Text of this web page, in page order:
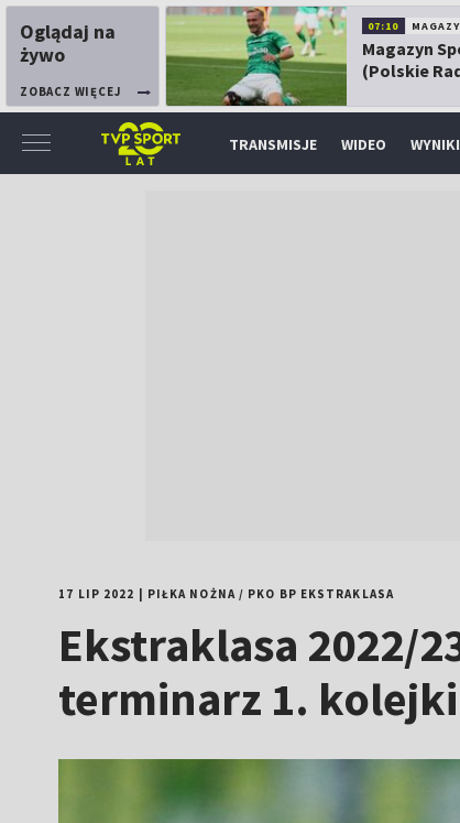
Oglądaj na
żywo
ZOBACZ WIĘCEJ
07:10
Magazyn
(Polskie
TRANSMISJE WIDEO WYNIKI
17 LIP 2022 PIŁKA NOŻNA/ PKO BP EKSTRAKLASA
Ekstraklasa 2022/
terminarz 1.